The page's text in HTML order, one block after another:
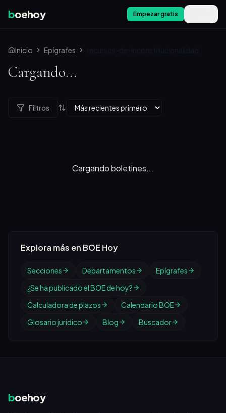
boehoy Empezar gratis
Inicio Epígrafes recursos-de-inconstitucionalidad
Cargando...
Filtros
Cargando boletines...
Explora más en BOE Hoy
Secciones Departamentos
Epígrafes
¿Se ha publicado el BOE de hoy?
Calculadora de plazos
Calendario BOE
Glosario jurídico
Blog Buscador
boehoy